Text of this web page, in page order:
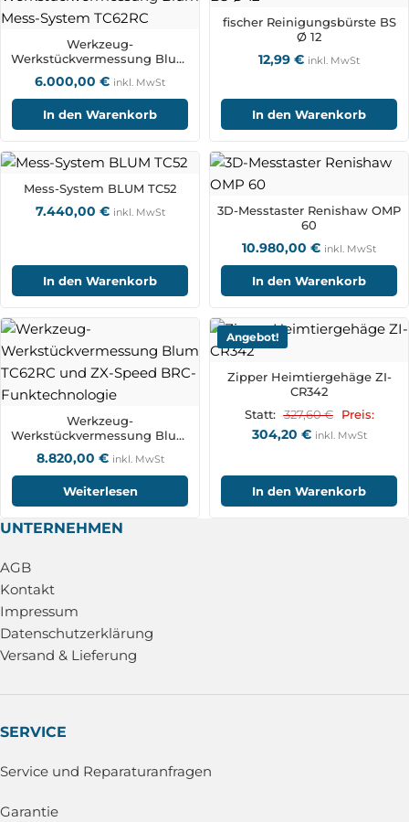
Werkzeug-
Werkstückvermessung Blum
6.000,00 € inkl. MwSt
In den Warenkorb
fischer Reinigungsbürste BS
Ø 12
12,99 € inkl. MwSt
In den Warenkorb
Mess-System BLUM TC52
7.440,00 € inkl. MwSt
In den Warenkorb
3D-Messtaster Renishaw OMP
60
10.980,00 € inkl. MwSt
In den Warenkorb
Werkzeug-
Werkstückvermessung Blum
Funktechnologie
8.820,00 € inkl. MwSt
Weiterlesen
Angebot!
Zipper Heimtiergehäge ZI-
CR342
Statt: 327,60€ Preis:
304,20 € inkl. MwSt
In den Warenkorb
UNTERNEHMEN
AGB
Kontakt
Impressum
Datenschutzerklärung
Versand & Lieferung
SERVICE
Service und Reparaturanfragen
Garantie